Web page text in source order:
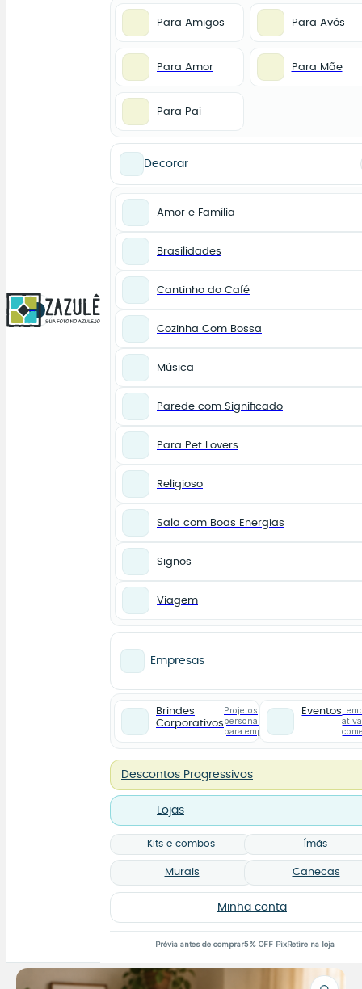
0
Para Amigos Para Avós
Para Amor Para Mãe
Para Pai
Decorar
Amor e Família
Brasilidades
Cantinho do Café
Cozinha Com Bossa
Música
Parede com Significado
Para Pet Lovers
Religioso
Sala com Boas Energias
Signos
Viagem
Empresas
Brindes
Corporativos
Projetos
personalizados
para empresas
Eventos
Descontos Progressivos
Lojas
Kits e combos Ímãs
Murais Canecas
Minha conta
Prévia antes de comprar5% OFF PixRetire na loja